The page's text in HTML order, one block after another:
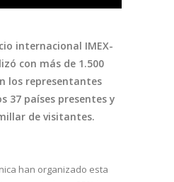
internacional IMEX-
con más de 1.500
los representantes
37 países presentes y
de visitantes.
han organizado esta